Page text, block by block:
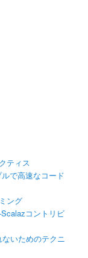
ティス
で高速なコード
ング
コントリビ
いためのテクニ